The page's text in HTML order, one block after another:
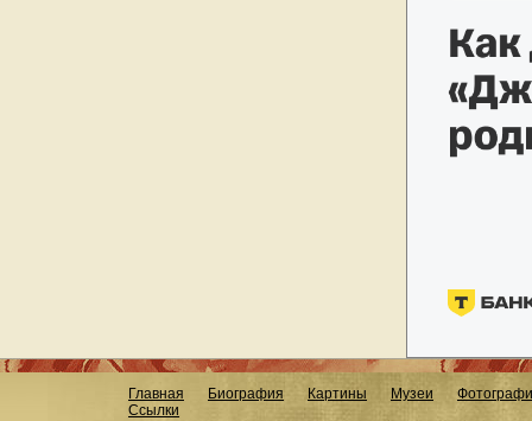
Главная Биография Картины Музеи
Ссылки